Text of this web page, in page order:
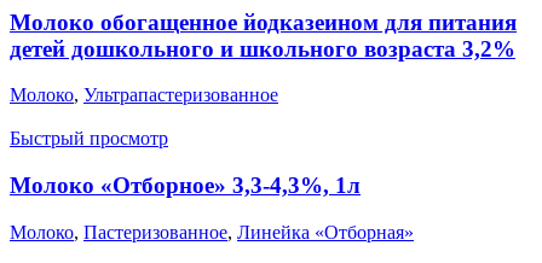
Молоко обогащенное йодказеином для питания
детей дошкольного и школьного возраста 3,2%
Молоко, Ультрапастеризованное
Быстрый просмотр
Молоко «Отборное» 3,3-4,3%, 1л
Молоко, Пастеризованное, Линейка «Отборная»